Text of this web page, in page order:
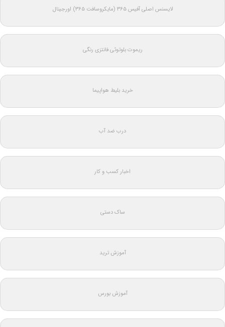
لایسنس اصلی آفیس ۳۶۵ (مایکروسافت ۳۶۵) اورجینال
ریموت بلوتوثی فانتزی رنگی
خرید بلیط هواپیما
درب ضد آب
اخبار کسب و کار
ساک دستی
آموزش ترید
آموزش بورس